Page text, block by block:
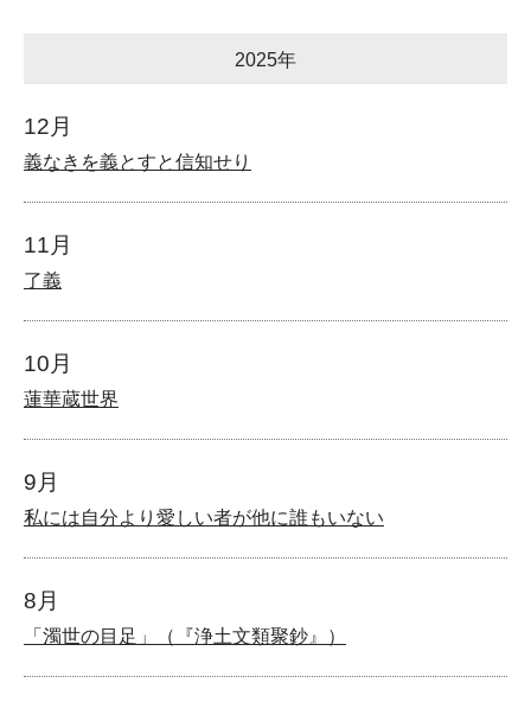
2025年
12月
義なきを義とすと信知せり
11月
了義
10月
蓮華蔵世界
9月
私には自分より愛しい者が他に誰もいない
8月
「濁世の目足」（『浄土文類聚鈔』）